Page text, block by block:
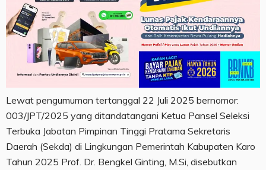
Lewat pengumuman tertanggal 22 Juli 2025 bernomor:
003/JPT/2025 yang ditandatangani Ketua Pansel Seleksi
Terbuka Jabatan Pimpinan Tinggi Pratama Sekretaris
Daerah (Sekda) di Lingkungan Pemerintah Kabupaten Karo
Tahun 2025 Prof. Dr. Bengkel Ginting, M.Si, disebutkan